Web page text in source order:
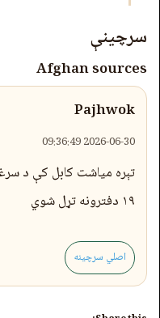
سرچینې
Afghan sources
Pajhwok
2026-06-30 09:36:49
تېره میاشت کابل کې د
۱۹ دفترونه تړل شوي
اصلي سرچینه